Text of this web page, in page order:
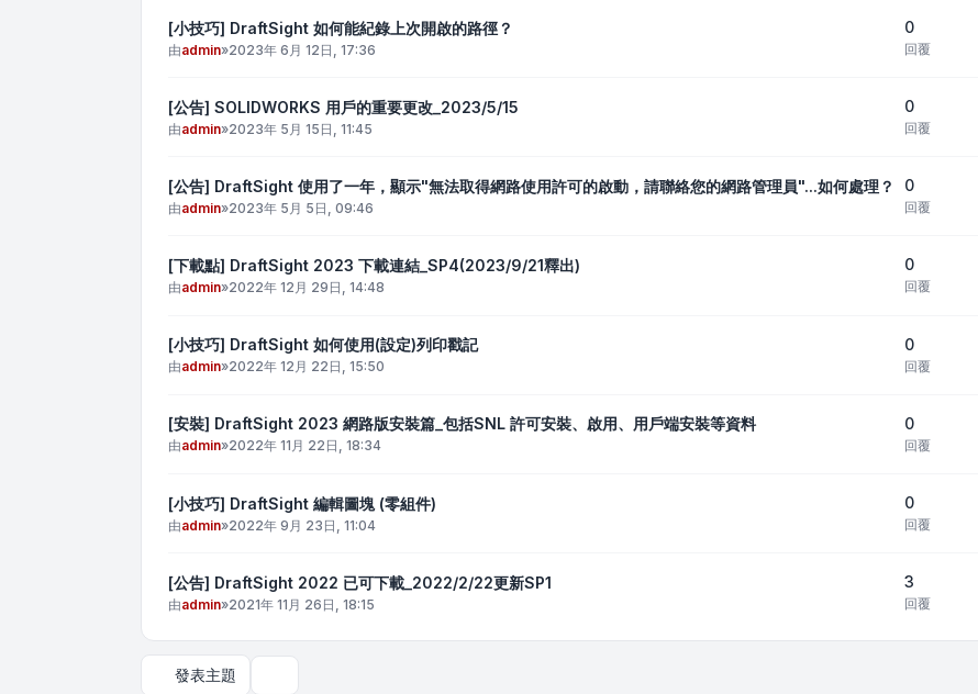
[小技巧] DraftSight 如何能紀錄上次開啟的路徑？
由admin»2023年 6月 12日, 17:36
0
回覆
[公告] SOLIDWORKS 用戶的重要更改_2023/5/15
由admin»2023年 5月 15日, 11:45
0
回覆
[公告] DraftSight 使用了一年，顯示"無法取得網路使用許可的啟動，請聯絡您的網路管理員"...如何處理？
由admin»2023年 5月 5日, 09:46
0
回覆
[下載點] DraftSight 2023 下載連結_SP4(2023/9/21釋出)
由admin»2022年 12月 29日, 14:48
0
回覆
[小技巧] DraftSight 如何使用(設定)列印戳記
由admin»2022年 12月 22日, 15:50
0
回覆
[安裝] DraftSight 2023 網路版安裝篇_包括SNL 許可安裝、啟用、用戶端安裝等資料
由admin»2022年 11月 22日, 18:34
0
回覆
[小技巧] DraftSight 編輯圖塊 (零組件)
由admin»2022年 9月 23日, 11:04
0
回覆
[公告] DraftSight 2022 已可下載_2022/2/22更新SP1
由admin»2021年 11月 26日, 18:15
3
回覆
發表主題